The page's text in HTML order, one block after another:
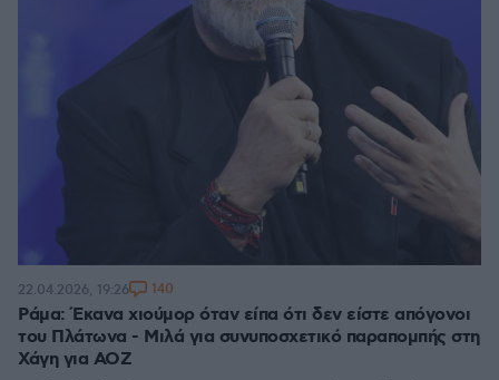
Ράμα: Έκανα χιούμορ όταν είπα ότι δεν είστε απόγονοι
του Πλάτωνα - Μιλά για συνυποσχετικό παραπομπής στη
Χάγη για ΑΟΖ
22.04.2026, 19:26 140